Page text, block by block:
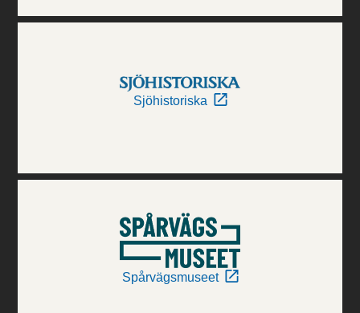
Sjöhistoriska
Spårvägsmuseet